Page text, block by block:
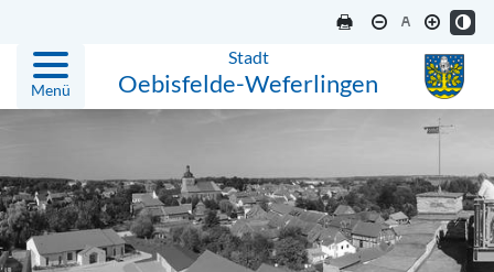
Menü
Stadt
Oebisfelde-Weferlingen